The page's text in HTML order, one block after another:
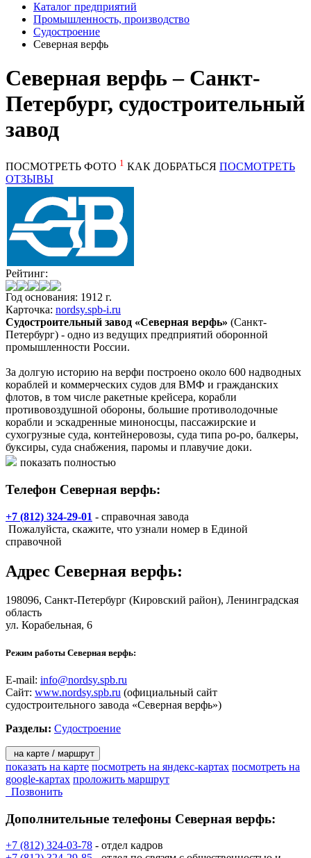
Каталог предприятий
Промышленность, производство
Судостроение
Северная верфь
Северная верфь – Санкт-
Петербург, судостроительный
завод
ПОСМОТРЕТЬ ФОТО 1 КАК ДОБРАТЬСЯ ПОСМОТРЕТЬ
ОТЗЫВЫ
Рейтинг:
Год основания: 1912 г.
Карточка: nordsy.spb-i.ru
Судостроительный завод «Северная верфь» (Санкт-
Петербург) - одно из ведущих предприятий оборонной
промышленности России.
За долгую историю на верфи построено около 600 надводных
кораблей и коммерческих судов для ВМФ и гражданских
флотов, в том числе ракетные крейсера, корабли
противовоздушной обороны, большие противолодочные
корабли и эскадренные миноносцы, пассажирские и
сухогрузные суда, контейнеровозы, суда типа ро-ро, балкеры,
буксиры, суда снабжения, паромы и плавучие доки.
- серийное строительство боевых надводных кораблей классов
корвет, фрегат,эсминец,корабли специального назначения,
суда обеспечения ВМФ РФ;
- ремонт и модернизация боевых надводных кораблей для
ВМФ РФ;
кораблей для иностранных ВМС ;
рынков.
Сегодня завод – это высокотехнологичное предприятие,
последними достижениями различных отраслей науки и
техники. На заводе внедрена единая технология
использования трехмерной математической модели корабля.
Освоена технология обратного инжиниринга для уточнения
проектной электронной модели. На предприятии действует
единственное в отрасли автоматизированное производство
изготовления системы трубопроводов с использованием
математической модели.
показать полностью
Телефон Северная верфь:
+7 (812) 324-29-01 - справочная завода
Пожалуйста, скажите, что узнали номер в Единой
справочной
Адрес Северная верфь:
198096, Санкт-Петербург (Кировский район), Ленинградская
область
ул. Корабельная, 6
Режим работы Северная верфь:
E-mail: info@nordsy.spb.ru
Сайт: www.nordsy.spb.ru (официальный сайт
судостроительного завода «Северная верфь»)
Разделы: Судостроение
на карте / маршрут
показать на карте посмотреть на яндекс-картах посмотреть на
google-картах проложить маршрут
Позвонить
Дополнительные телефоны Северная верфь:
+7 (812) 324-03-78 - отдел кадров